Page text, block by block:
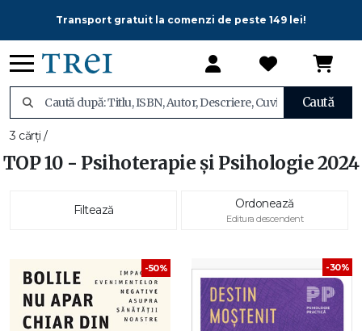
Transport gratuit la comenzi de peste 149 lei!
Caută
3 cărți /
TOP 10 - Psihoterapie și Psihologie 2024
Filtează Ordonează
Editura descendent
-50% -30%